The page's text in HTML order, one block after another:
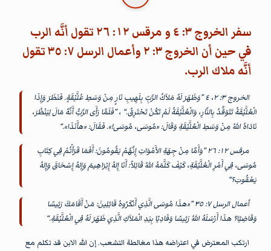
سفر الخروج ٣: ٤ و مرقس ١٢: ٢٦ تقول أنَّه الرب
في حين أن الخروج ٣: ٢ وأعمال الرسل ٧: ٣٥ تقول
أنَّه ملاك الرب.
الخروج ٣: ٢، ٤ ”وَظَهَرَ لَهُ مَلاَكُ الرَّبِّ بِلَهِيبِ نَارٍ مِنْ وَسَطِ عُلَّيْقَةٍ. فَنَظَرَ وَإِذَا
الْعُلَّيْقَةُ تَتَوَقَّدُ بِالنَّارِ، وَالْعُلَّيْقَةُ لَمْ تَكُنْ تَحْتَرِقُ.“ ، ”فَلَمَّا رَأَى الرَّبُّ أَنَّهُ مَالَ لِيَنْظُرَ،
نَادَاهُ اللهُ مِنْ وَسَطِ الْعُلَّيْقَةِ وَقَالَ: «مُوسَى، مُوسَى!». فَقَالَ: «هأَنَذَا».“
مرقس ١٢: ٢٦ ”وَأَمَّا مِنْ جِهَةِ الأَمْوَاتِ إِنَّهُمْ يَقُومُونَ: أَفَمَا قَرَأْتُمْ فِي كِتَابِ
مُوسَى، فِي أَمْرِ الْعُلَّيْقَةِ، كَيْفَ كَلَّمَهُ اللهُ قَائِلاً: أَنَا إِلهُ إِبْرَاهِيمَ وَإِلهُ إِسْحَاقَ وَإِلهُ
يَعْقُوبَ؟“
أعمال الرسل ٧: ٣٥ ”«هذَا مُوسَى الَّذِي أَنْكَرُوهُ قَائِلِينَ: مَنْ أَقَامَكَ رَئِيسًا
وَقَاضِيًا؟ هذَا أَرْسَلَهُ اللهُ رَئِيسًا وَفَادِيًا بِيَدِ الْمَلاَكِ الَّذِي ظَهَرَ لَهُ فِي الْعُلَّيْقَةِ.“
ارتكب المعترض في اعتراضه هذا مغالطة التشعب. إن الله الابن قد تكلم مع